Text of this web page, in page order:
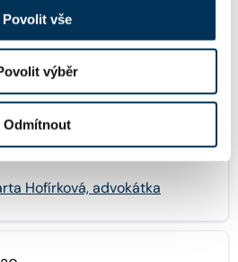
Povolit vše
výběr
Odmítnout
Hofírková, advokátka